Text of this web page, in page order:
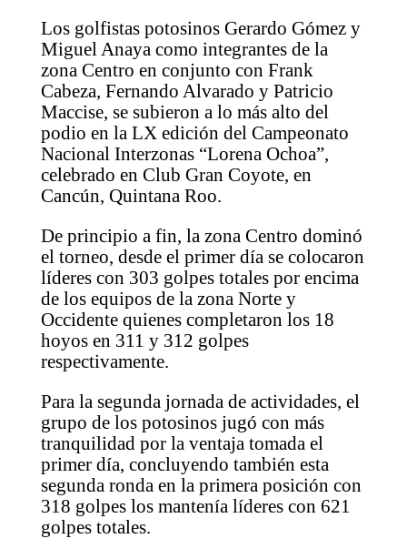
Los golfistas potosinos Gerardo Gómez y
Miguel Anaya como integrantes de la
zona Centro en conjunto con Frank
Cabeza, Fernando Alvarado y Patricio
Maccise, se subieron a lo más alto del
podio en la LX edición del Campeonato
Nacional Interzonas “Lorena Ochoa”,
celebrado en Club Gran Coyote, en
Cancún, Quintana Roo.
De principio a fin, la zona Centro dominó
el torneo, desde el primer día se colocaron
líderes con 303 golpes totales por encima
de los equipos de la zona Norte y
Occidente quienes completaron los 18
hoyos en 311 y 312 golpes
respectivamente.
Para la segunda jornada de actividades, el
grupo de los potosinos jugó con más
tranquilidad por la ventaja tomada el
primer día, concluyendo también esta
segunda ronda en la primera posición con
318 golpes los mantenía líderes con 621
golpes totales.